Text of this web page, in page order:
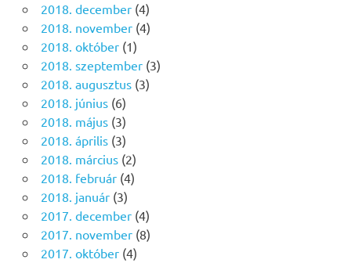
2018. december(4)
2018. november(4)
2018. október(1)
2018. szeptember(3)
2018. augusztus(3)
2018. június(6)
2018. május(3)
2018. április(3)
2018. március(2)
2018. február(4)
2018. január(3)
2017. december(4)
2017. november(8)
2017. október(4)